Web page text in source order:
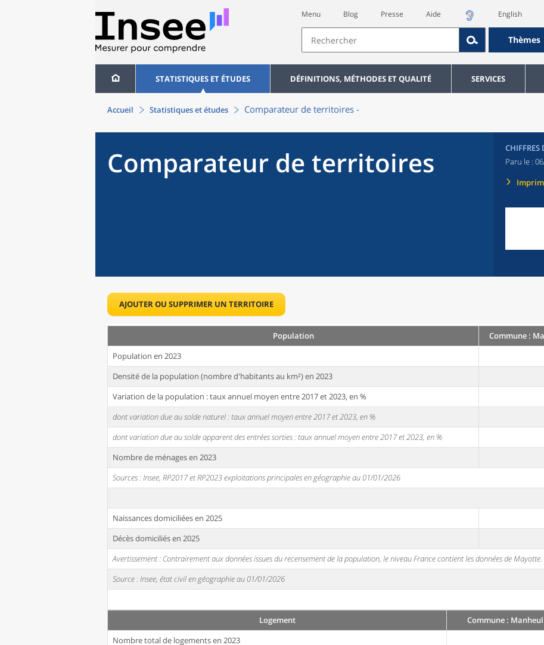
Menu Blog Presse Aide English
Thèmes
STATISTIQUES ET ÉTUDES DÉFINITIONS, MÉTHODES ET QUALITÉ SERVICES
Accueil Statistiques et études Comparateur de territoires -
Comparateur de territoires
CHIFFRES
Paru le :
AJOUTER OU SUPPRIMER UN TERRITOIRE
Population Commune :
Population en 2023
Densité de la population (nombre d'habitants au km²) en 2023
Variation de la population : taux annuel moyen entre 2017 et 2023, en %
dont variation due au solde naturel : taux annuel moyen entre 2017 et 2023, en %
dont variation due au solde apparent des entrées sorties : taux annuel moyen entre 2017 et 2023, en %
Nombre de ménages en 2023
Sources : Insee, RP2017 et RP2023 exploitations principales en géographie au 01/01/2026
Naissances domiciliées en 2025
Décès domiciliés en 2025
Avertissement : Contrairement aux données issues du recensement de la population, le niveau France contient les données de Mayotte.
Source : Insee, état civil en géographie au 01/01/2026
Logement Commune :
Nombre total de logements en 2023